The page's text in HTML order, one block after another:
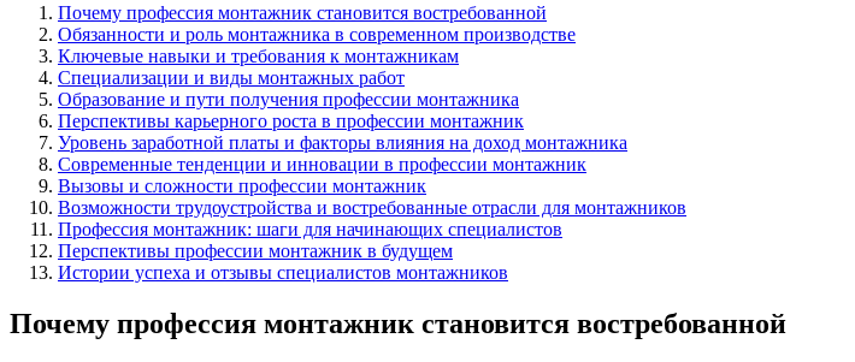
Почему профессия монтажник становится востребованной
Обязанности и роль монтажника в современном производстве
Ключевые навыки и требования к монтажникам
Специализации и виды монтажных работ
Образование и пути получения профессии монтажника
Перспективы карьерного роста в профессии монтажник
Уровень заработной платы и факторы влияния на доход монтажника
Современные тенденции и инновации в профессии монтажник
Вызовы и сложности профессии монтажник
Возможности трудоустройства и востребованные отрасли для монтажников
Профессия монтажник: шаги для начинающих специалистов
Перспективы профессии монтажник в будущем
Истории успеха и отзывы специалистов монтажников
Почему профессия монтажник становится востребованной